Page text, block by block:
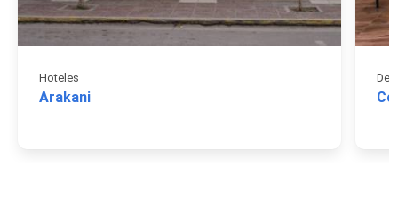
Hoteles
Arakani